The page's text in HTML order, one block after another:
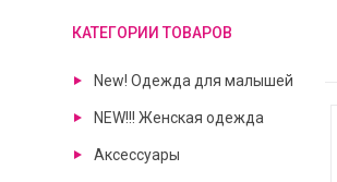
КАТЕГОРИИ ТОВАРОВ
New! Одежда для малышей
NEW!!! Женская одежда
Аксессуары